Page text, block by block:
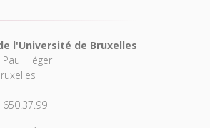
l'Université de Bruxelles
Héger